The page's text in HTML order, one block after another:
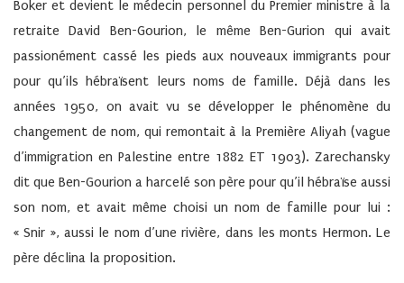
Boker et devient le médecin personnel du Premier ministre à la
retraite David Ben-Gourion, le même Ben-Gurion qui avait
passionément cassé les pieds aux nouveaux immigrants pour
pour qu’ils hébraïsent leurs noms de famille. Déjà dans les
années 1950, on avait vu se développer le phénomène du
changement de nom, qui remontait à la Première Aliyah (vague
d’immigration en Palestine entre 1882 ET 1903). Zarechansky
dit que Ben-Gourion a harcelé son père pour qu’il hébraïse aussi
son nom, et avait même choisi un nom de famille pour lui :
« Snir », aussi le nom d’une rivière, dans les monts Hermon. Le
père déclina la proposition.